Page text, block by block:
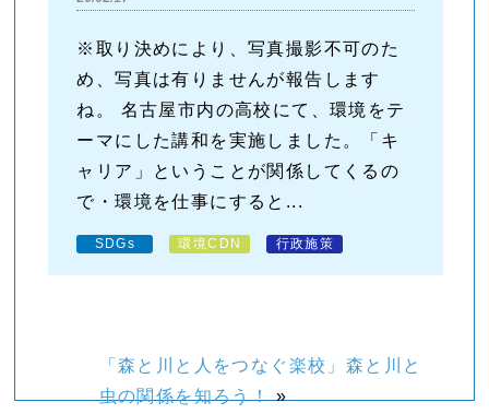
※取り決めにより、写真撮影不可のた
め、写真は有りませんが報告します
ね。 名古屋市内の高校にて、環境をテ
ーマにした講和を実施しました。「キ
ャリア」ということが関係してくるの
で・環境を仕事にすると...
SDGs 環境CDN 行政施策
「森と川と人をつなぐ楽校」森と川と
虫の関係を知ろう！»